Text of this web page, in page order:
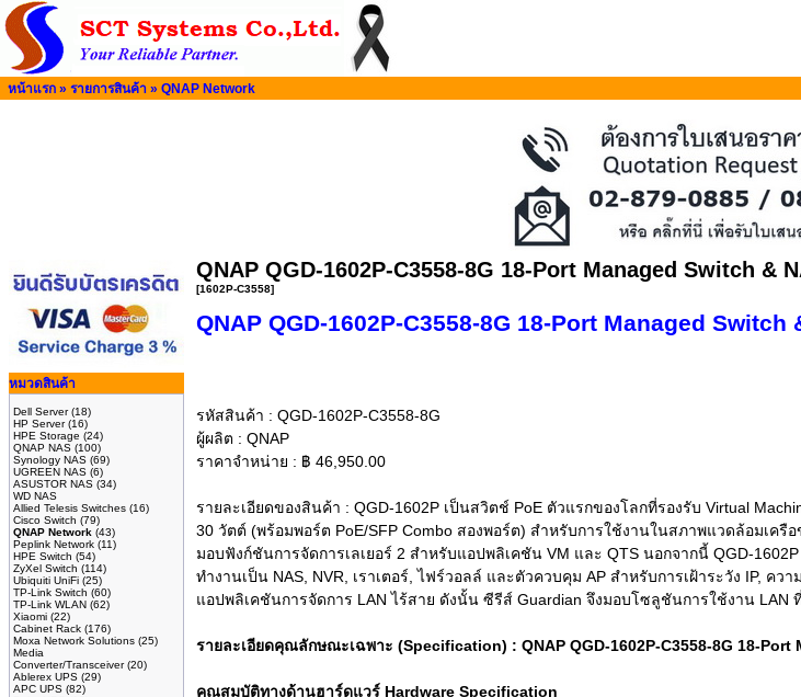
หน้าแรก » รายการสินค้า » QNAP Network
หมวดสินค้า
Dell Server(18)
HP Server(16)
HPE Storage (24)
QNAP NAS (100)
Synology NAS (69)
UGREEN NAS (6)
ASUSTOR NAS (34)
WD NAS
Allied Telesis Switches (16)
Cisco Switch (79)
QNAP Network (43)
Peplink Network (11)
HPE Switch (54)
ZyXel Switch (114)
Ubiquiti UniFi (25)
TP-Link Switch (60)
TP-Link WLAN (62)
Xiaomi (22)
Cabinet Rack (176)
Moxa Network Solutions (25)
Media
Converter/Transceiver(20)
Ablerex UPS (29)
APC UPS (82)
QNAP QGD-1602P-C3558-8G 18-Port Managed Switch &
[1602P-C3558]
QNAP QGD-1602P-C3558-8G 18-Port Managed Switch
รหัสสินค้า : QGD-1602P-C3558-8G
ผู้ผลิต : QNAP
ราคาจำหน่าย : ฿ 46,950.00
รายละเอียดของสินค้า : QGD-1602P เป็นสวิตช์ PoE ตัวแรกของโลกที่รองรับ Virtual
30 วัตต์ (พร้อมพอร์ต PoE/SFP Combo สองพอร์ต) สำหรับการใช้งานในสภาพแวดล้อมเครื
มอบฟังก์ชันการจัดการเลเยอร์ 2 สำหรับแอปพลิเคชัน VM และ QTS นอกจากนี้ QGD-
ทำงานเป็น NAS, NVR, เราเตอร์, ไฟร์วอลล์ และตัวควบคุม AP สำหรับการเฝ้าระวัง IP, ค
แอปพลิเคชันการจัดการ LAN ไร้สาย ดังนั้น ซีรีส์ Guardian จึงมอบโซลูชันการใช้งาน
รายละเอียดคุณลักษณะเฉพาะ (Specification) : QNAP QGD-1602P-C3558-8G 18-Port
คุณสมบัติทางด้านฮาร์ดแวร์ Hardware Specification